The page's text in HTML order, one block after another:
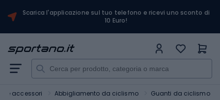
Scarica l'applicazione sul tuo telefono e ricevi uno sconto di
10 Euro!
e accessori Abbigliamento da ciclismo Guanti da ciclismo